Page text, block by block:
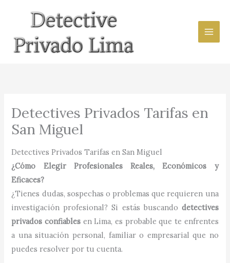
contenido
Detectives Privados Tarifas en
San Miguel
Detectives Privados Tarifas en San Miguel
¿Cómo Elegir Profesionales Reales, Económicos y
Eficaces?
¿Tienes dudas, sospechas o problemas que requieren una
investigación profesional? Si estás buscando detectives
privados confiables en Lima, es probable que te enfrentes
a una situación personal, familiar o empresarial que no
puedes resolver por tu cuenta.